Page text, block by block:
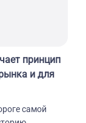
принцип
и для
самой